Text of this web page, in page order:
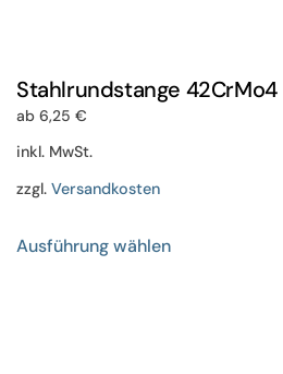
Stahlrundstange 42CrMo4
ab 6,25 €
inkl. MwSt.
zzgl. Versandkosten
Ausführung wählenProdukt